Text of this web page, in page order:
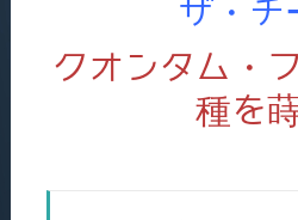
ザ・チ
クオンタム・
種を